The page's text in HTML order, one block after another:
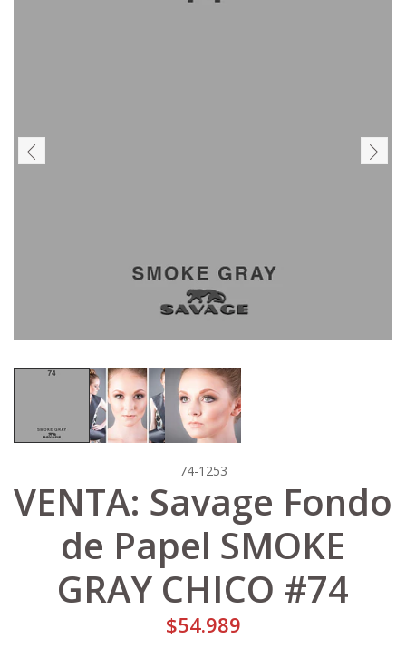
74-1253
VENTA: Savage Fondo
de Papel SMOKE
GRAY CHICO #74
$54.989